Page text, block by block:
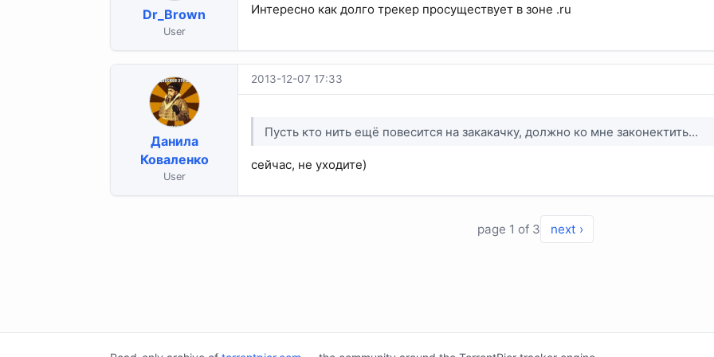
Dr_Brown
User
Интересно как долго трекер просуществует в зоне .ru
Данила
Коваленко
User
2013-12-07 17:33
Пусть кто нить ещё повесится на закакачку, должно ко мне законектить...
сейчас, не уходите)
page 1 of 3 next ›